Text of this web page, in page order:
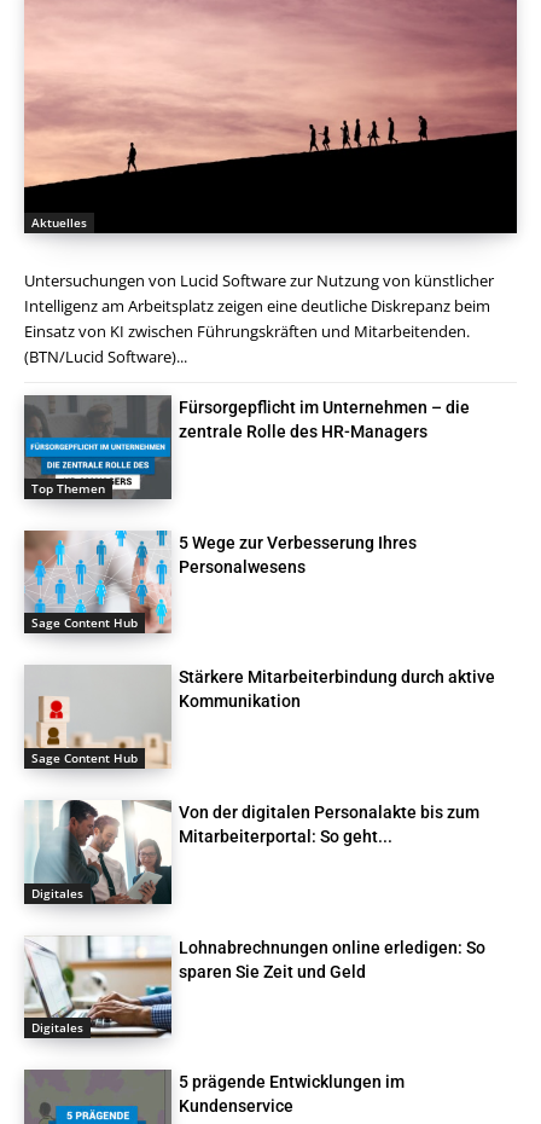
Aktuelles
Untersuchungen von Lucid Software zur Nutzung von künstlicher
Intelligenz am Arbeitsplatz zeigen eine deutliche Diskrepanz beim
Einsatz von KI zwischen Führungskräften und Mitarbeitenden.
(BTN/Lucid Software)...
Top Themen
Fürsorgepflicht im Unternehmen – die
zentrale Rolle des HR-Managers
Sage Content Hub
5 Wege zur Verbesserung Ihres
Personalwesens
Sage Content Hub
Stärkere Mitarbeiterbindung durch aktive
Kommunikation
Digitales
Von der digitalen Personalakte bis zum
Mitarbeiterportal: So geht...
Digitales
Lohnabrechnungen online erledigen: So
sparen Sie Zeit und Geld
5 prägende Entwicklungen im
Kundenservice